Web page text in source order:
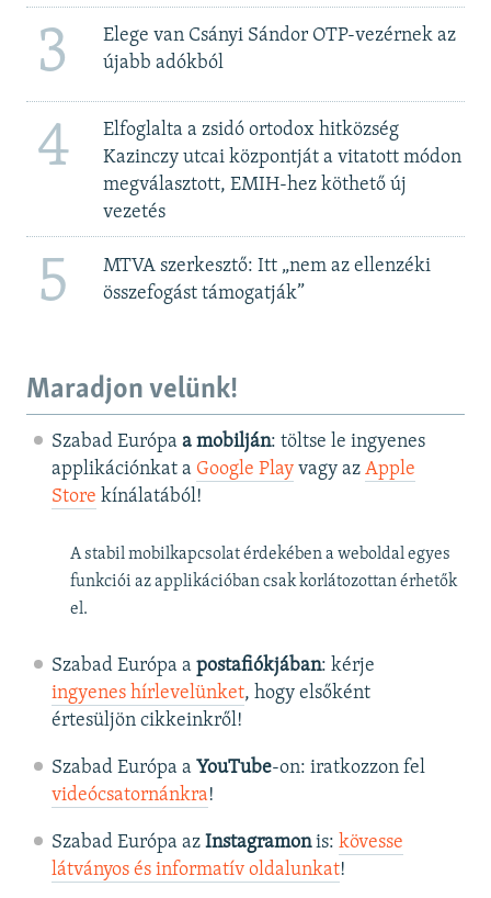
3
Elege van Csányi Sándor OTP-vezérnek az
újabb adókból
4
Elfoglalta a zsidó ortodox hitközség
Kazinczy utcai központját a vitatott módon
megválasztott, EMIH-hez köthető új
vezetés
5
MTVA szerkesztő: Itt „nem az ellenzéki
összefogást támogatják”
Maradjon velünk!
Szabad Európa a mobilján: töltse le ingyenes
applikációnkat a Google Playvagy az Apple
Store kínálatából!
A stabil mobilkapcsolat érdekében a weboldal egyes
funkciói az applikációban csak korlátozottan érhetők
el.
Szabad Európa a postafiókjában: kérje
ingyenes hírlevelünket, hogy elsőként
értesüljön cikkeinkről!
Szabad Európa a YouTube-on: iratkozzon fel
videócsatornánkra!
Szabad Európa az Instagramonis: kövesse
látványos és informatív oldalunkat! ​